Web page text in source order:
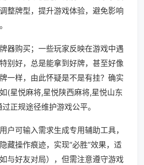
整牌型，提升游戏体验，避免影响
器购买；一些玩家反映在游戏中遇
别好，总是能拿到好牌，甚至好像
一样，由此怀疑是不是有挂？确实
(星悦麻将,星悦陕西麻将,星悦山东
正规途径维护游戏公平。
户可输入需求生成专用辅助工具，
藏操作痕迹，实现“必胜”效果，适
与好友对局），但需注意遵守游戏